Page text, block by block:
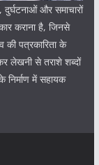
दुर्घटनाओं और समाचारों
कराना है, जिनसे
की पत्रकारिता के
लेखनी से तराशे शब्दों
में सहायक